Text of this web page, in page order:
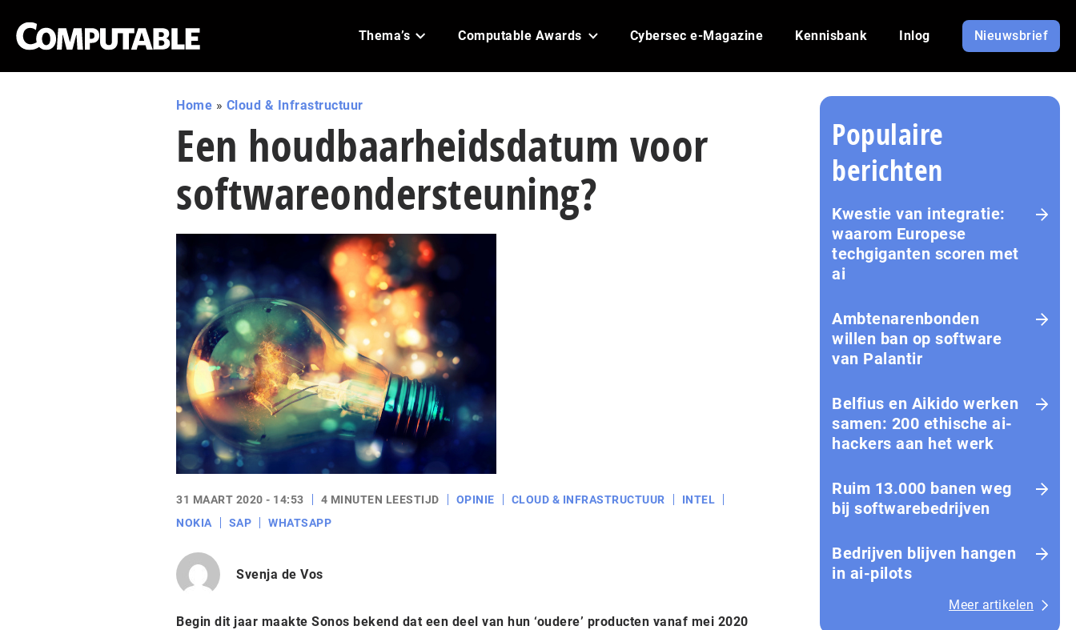
Thema’s Computable Awards Cybersec e-Magazine Kennisbank Inlog Nieuwsbrief
Home » Cloud & Infrastructuur
Een houdbaarheidsdatum voor
softwareondersteuning?
31 MAART 2020 - 14:53 4 MINUTEN LEESTIJD OPINIE CLOUD & INFRASTRUCTUUR
INTEL
NOKIA
SAP WHATSAPP
Svenja de Vos
Begin dit jaar maakte Sonos bekend dat een deel van hun ‘oudere’ producten vanaf mei 2020
Populaire
berichten
Kwestie van integratie:
waarom Europese
techgiganten scoren met
ai
Amb­te­na­ren­bon­den
willen ban op software
van Palantir
Belfius en Aikido werken
samen: 200 ethische ai-
hackers aan het werk
Ruim 13.000 banen weg
bij softwarebedrijven
Bedrijven blijven hangen
in ai-pilots
Meer artikelen